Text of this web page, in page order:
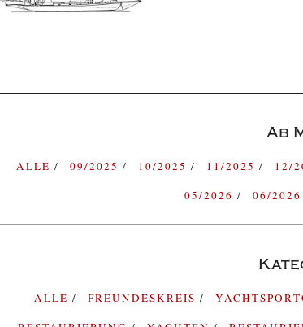
Ab
ALLE 09/2025 10/2025 11/2025 12/
05/2026
06/2026
ALLE FREUNDESKREIS